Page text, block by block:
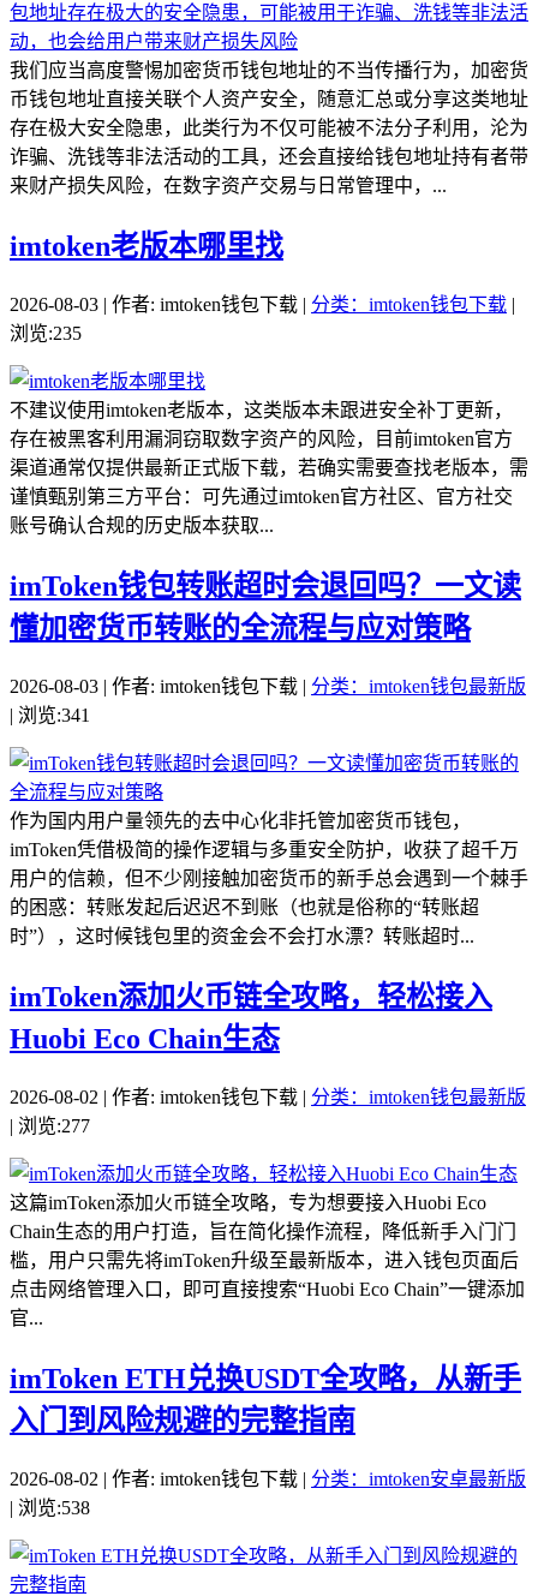
我们应当高度警惕加密货币钱包地址的不当传播行为，加密货
币钱包地址直接关联个人资产安全，随意汇总或分享这类地址
存在极大安全隐患，此类行为不仅可能被不法分子利用，沦为
诈骗、洗钱等非法活动的工具，还会直接给钱包地址持有者带
来财产损失风险，在数字资产交易与日常管理中，...
imtoken老版本哪里找
2026-08-03 | 作者: imtoken钱包下载 | 分类：imtoken钱包下载 |
浏览:235
不建议使用imtoken老版本，这类版本未跟进安全补丁更新，
存在被黑客利用漏洞窃取数字资产的风险，目前imtoken官方
渠道通常仅提供最新正式版下载，若确实需要查找老版本，需
谨慎甄别第三方平台：可先通过imtoken官方社区、官方社交
账号确认合规的历史版本获取...
imToken钱包转账超时会退回吗？一文读
懂加密货币转账的全流程与应对策略
2026-08-03 | 作者: imtoken钱包下载 | 分类：imtoken钱包最新版
| 浏览:341
作为国内用户量领先的去中心化非托管加密货币钱包，
imToken凭借极简的操作逻辑与多重安全防护，收获了超千万
用户的信赖，但不少刚接触加密货币的新手总会遇到一个棘手
的困惑：转账发起后迟迟不到账（也就是俗称的“转账超
时”），这时候钱包里的资金会不会打水漂？转账超时...
imToken添加火币链全攻略，轻松接入
Huobi Eco Chain生态
2026-08-02 | 作者: imtoken钱包下载 | 分类：imtoken钱包最新版
| 浏览:277
这篇imToken添加火币链全攻略，专为想要接入Huobi Eco
Chain生态的用户打造，旨在简化操作流程，降低新手入门门
槛，用户只需先将imToken升级至最新版本，进入钱包页面后
点击网络管理入口，即可直接搜索“Huobi Eco Chain”一键添加
官...
imToken ETH兑换USDT全攻略，从新手
入门到风险规避的完整指南
2026-08-02 | 作者: imtoken钱包下载 | 分类：imtoken安卓最新版
| 浏览:538